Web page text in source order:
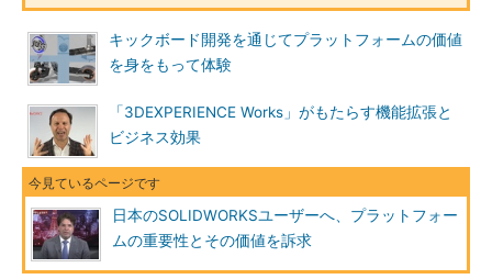
キックボード開発を通じてプラットフォームの価値
を身をもって体験
「3DEXPERIENCE Works」がもたらす機能拡張と
ビジネス効果
日本のSOLIDWORKSユーザーへ、プラットフォー
ムの重要性とその価値を訴求